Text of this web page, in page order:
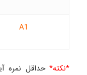
A1
*نکته*